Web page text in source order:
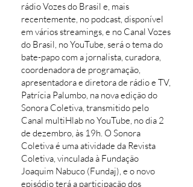
rádio Vozes do Brasil e, mais
recentemente, no podcast, disponível
em vários streamings, e no Canal Vozes
do Brasil, no YouTube, será o tema do
bate-papo com a jornalista, curadora,
coordenadora de programação,
apresentadora e diretora de rádio e TV,
Patrícia Palumbo, na nova edição do
Sonora Coletiva, transmitido pelo
Canal multiHlab no YouTube, no dia 2
de dezembro, às 19h. O Sonora
Coletiva é uma atividade da Revista
Coletiva, vinculada à Fundação
Joaquim Nabuco (Fundaj), e o novo
episódio terá a participação dos